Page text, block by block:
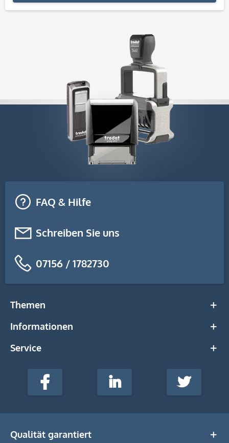
FAQ & Hilfe
Schreiben Sie uns
07156 / 1782730
Themen
Informationen
Service
stempel-
Media
Facebook LinkedIn Twitter
Qualität garantiert